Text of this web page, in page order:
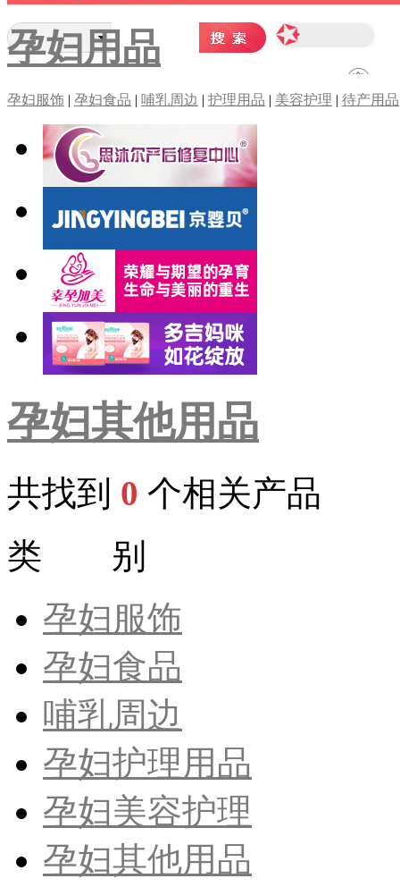
孕妇用品
孕妇服饰 | 孕妇食品 | 哺乳周边 | 护理用品 | 美容护理 | 待产用品
孕妇其他用品
共找到 0 个相关产品
类 别
孕妇服饰
孕妇食品
哺乳周边
孕妇护理用品
孕妇美容护理
孕妇其他用品